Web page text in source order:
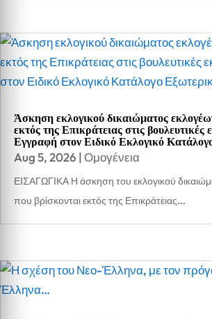
Άσκηση εκλογικού δικαιώματος
εκτός της Επικράτειας στις βουλευτικές
Εγγραφή στον Ειδικό Εκλογικό
Aug 5, 2026 |Ομογένεια
ΕΙΣΑΓΩΓΙΚΑ Η άσκηση του εκλογικού
που βρίσκονται εκτός της Επικράτειας...